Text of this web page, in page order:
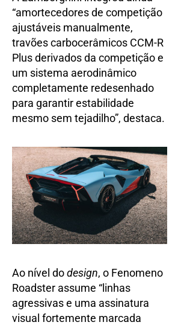
“amortecedores de competição
ajustáveis manualmente,
travões carbocerâmicos CCM-R
Plus derivados da competição e
um sistema aerodinâmico
completamente redesenhado
para garantir estabilidade
mesmo sem tejadilho”, destaca.
Ao nível dodesign, o Fenomeno
Roadster assume “linhas
agressivas e uma assinatura
visual fortemente marcada